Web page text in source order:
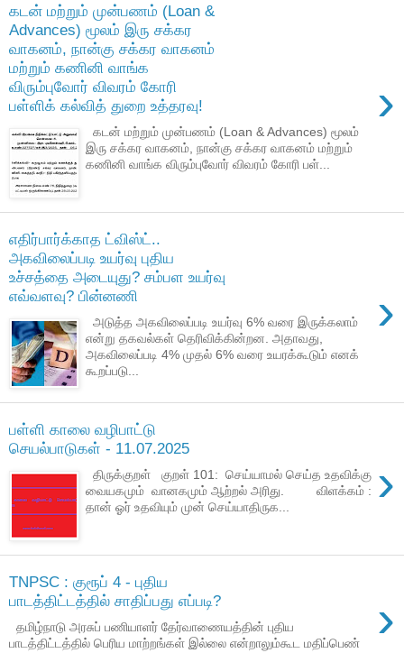
கடன் மற்றும் முன்பணம் (Loan &
Advances) மூலம் இரு சக்கர
வாகனம், நான்கு சக்கர வாகனம்
மற்றும் கணினி வாங்க
விரும்புவோர் விவரம் கோரி
பள்ளிக் கல்வித் துறை உத்தரவு!
›
கடன் மற்றும் முன்பணம் (Loan & Advances) மூலம்
இரு சக்கர வாகனம், நான்கு சக்கர வாகனம் மற்றும்
கணினி வாங்க விரும்புவோர் விவரம் கோரி பள்...
எதிர்பார்க்காத ட்விஸ்ட்..
அகவிலைப்படி உயர்வு புதிய
உச்சத்தை அடையுது? சம்பள உயர்வு
எவ்வளவு? பின்னணி
›
அடுத்த அகவிலைப்படி உயர்வு 6% வரை இருக்கலாம்
என்று தகவல்கள் தெரிவிக்கின்றன. அதாவது,
அகவிலைப்படி 4% முதல் 6% வரை உயரக்கூடும் எனக்
கூறப்படு...
பள்ளி காலை வழிபாட்டு
செயல்பாடுகள் - 11.07.2025
›
திருக்குறள் குறள் 101: செய்யாமல் செய்த உதவிக்கு
வையகமும் வானகமும் ஆற்றல் அரிது. விளக்கம் :
தான் ஓர் உதவியும் முன் செய்யாதிருக...
TNPSC : குரூப் 4 - புதிய
பாடத்திட்டத்தில் சாதிப்பது எப்படி?
›
தமிழ்நாடு அரசுப் பணியாளர் தேர்வாணையத்தின் புதிய
பாடத்திட்டத்தில் பெரிய மாற்றங்கள் இல்லை என்றாலும்கூட மதிப்பெண்